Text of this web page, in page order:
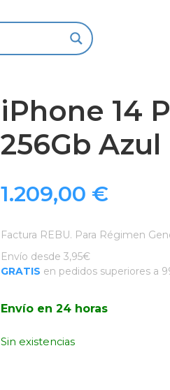
iPhone 14
256Gb Azul
1.209,00 €
Factura REBU. Para Régimen
Envío desde 3,95€
GRATIS en pedidos superiores a
Envío en 24 horas
Sin existencias